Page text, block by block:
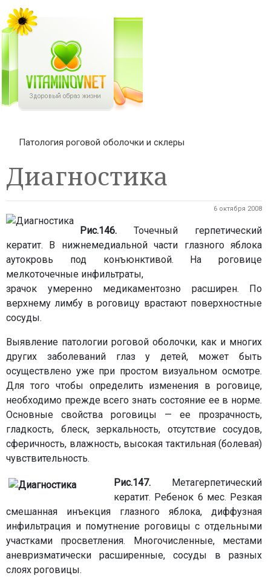
Патология роговой оболочки и склеры
Диагностика
6 октября 2008
Рис.146. Точечный герпетический
кератит. В нижнемедиальной части глазного яблока
аутокровь под конъюнктивой. На роговице
мелкоточечные инфильтраты,
зрачок умеренно медикаментозно расширен. По
верхнему лимбу в роговицу врастают поверхностные
сосуды.
Выявление патологии роговой оболочки, как и многих
других заболеваний глаз у детей, может быть
осуществлено уже при простом визуальном осмотре.
Для того чтобы определить изменения в роговице,
необходимо прежде всего знать состояние ее в норме.
Основные свойства роговицы — ее прозрачность,
гладкость, блеск, зеркальность, отсутствие сосудов,
сферичность, влажность, высокая тактильная (болевая)
чувствительность.
Рис.147. Метагерпетический
кератит. Ребенок 6 мес. Резкая
смешанная инъекция глазного яблока, диффузная
инфильтрация и помутнение роговицы с отдельными
участками просветления. Многочисленные, местами
аневризматически расширенные, сосуды в разных
слоях роговицы.